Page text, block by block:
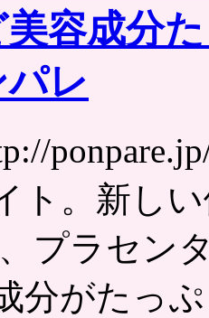
容成分
パレ
ト。新し
プラセン
分がたっ